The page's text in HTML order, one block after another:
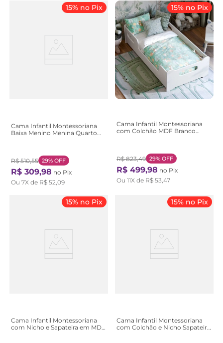
15% no Pix
Cama Infantil Montessoriana
Baixa Menino Menina Quarto
R$ 510,55 29% OFF
R$ 309,98 no Pix
Ou 7X de R$ 52,09
15% no Pix
Cama Infantil Montessoriana
com Colchão MDF Branco
R$ 823,49 29% OFF
R$ 499,98 no Pix
Ou 11X de R$ 53,47
15% no Pix
Cama Infantil Montessoriana
com Nicho e Sapateira em MDF
15% no Pix
Cama Infantil Montessoriana
com Colchão e Nicho Sapateira